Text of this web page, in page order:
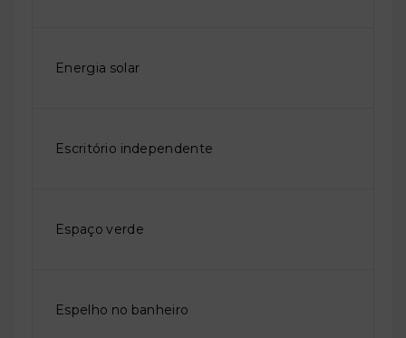
Energia solar
Escritório independente
Espaço verde
Espelho no banheiro